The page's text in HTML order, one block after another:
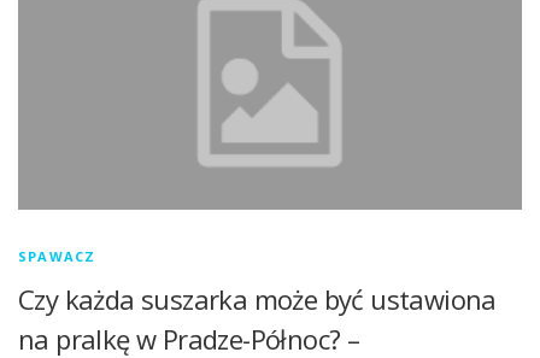
SPAWACZ
Czy każda suszarka może być ustawiona
na pralkę w Pradze-Północ? –